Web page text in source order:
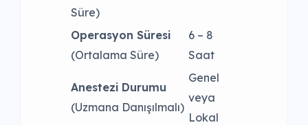
Süre)
Operasyon Süresi
(Ortalama Süre)
6 – 8
Saat
Anestezi Durumu
(Uzmana Danışılmalı)
Genel
veya
Lokal